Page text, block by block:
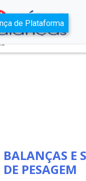
BALANÇAS E
DE PESAGEM